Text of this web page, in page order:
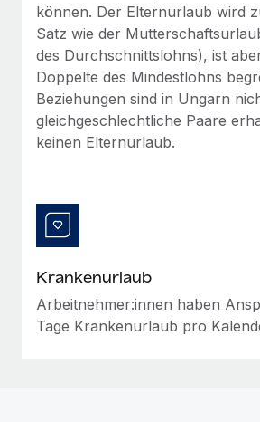
können. Der Elternurlaub wird
Satz wie der
des Durchschnittslohns), ist
Doppelte des Mindestlohns
Beziehungen sind in Ungarn
gleichgeschlechtliche Paare
keinen Elternurlaub.
Krankenurlaub
Arbeitnehmer:innen haben
Tage Krankenurlaub pro